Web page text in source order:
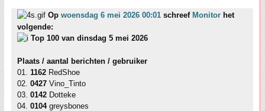
Op woensdag 6 mei 2026 00:01 schreef Monitor het
volgende:
Top 100 van dinsdag 5 mei 2026
Plaats / aantal berichten / gebruiker
01. 1162 RedShoe
02. 0427 Vino_Tinto
03. 0142 Dotteke
04. 0104greysbones